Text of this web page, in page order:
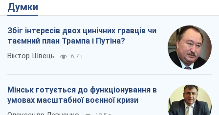
Думки
Збіг інтересів двох цинічних гравців чи
таємний план Трампа і Путіна?
Віктор Швець 6,7 т.
Мінськ готується до функціонування в
умовах масштабної воєнної кризи